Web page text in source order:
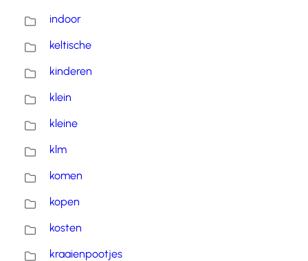
indoor
keltische
kinderen
klein
kleine
klm
komen
kopen
kosten
kraaienpootjes